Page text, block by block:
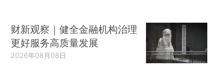
财新观察｜健全金融机构治理
更好服务高质量发展
2026年08月08日